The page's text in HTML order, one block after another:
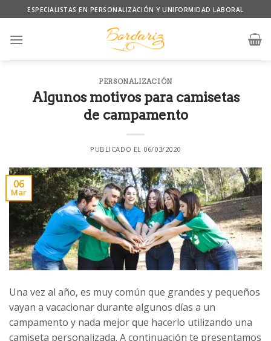
to
content
ESPECIALISTAS EN PERSONALIZACIÓN Y UNIFORMIDAD LABORAL
PERSONALIZACIÓN
Algunos motivos para camisetas
de campamento
PUBLICADO EL 06/03/2020
06
Mar
Una vez al año, es muy común que grandes y pequeños
vayan a vacacionar durante algunos días a un
campamento y nada mejor que hacerlo utilizando una
camiseta personalizada. A continuación te presentamos